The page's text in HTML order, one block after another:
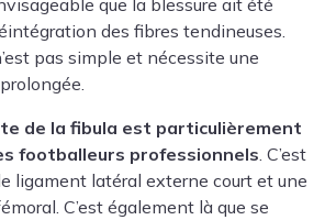
des fibres tendineuses.
pas simple et nécessite une
de la fibula est particulièrement
footballeurs professionnels . C’est
ligament latéral externe court et une
C’est également là que se